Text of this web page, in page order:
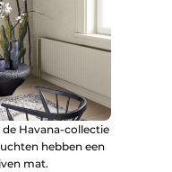
Havana-collectie
hebben een
mat.